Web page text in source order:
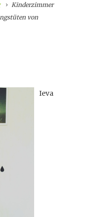
Kinderzimmer
von
Ieva